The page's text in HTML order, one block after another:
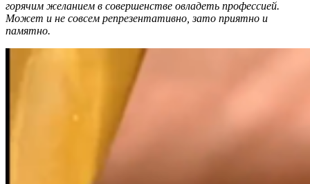
горячим желанием в совершенстве овладеть профессией.
Может и не совсем репрезентативно, зато приятно и
памятно.